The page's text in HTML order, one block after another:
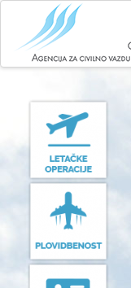
content